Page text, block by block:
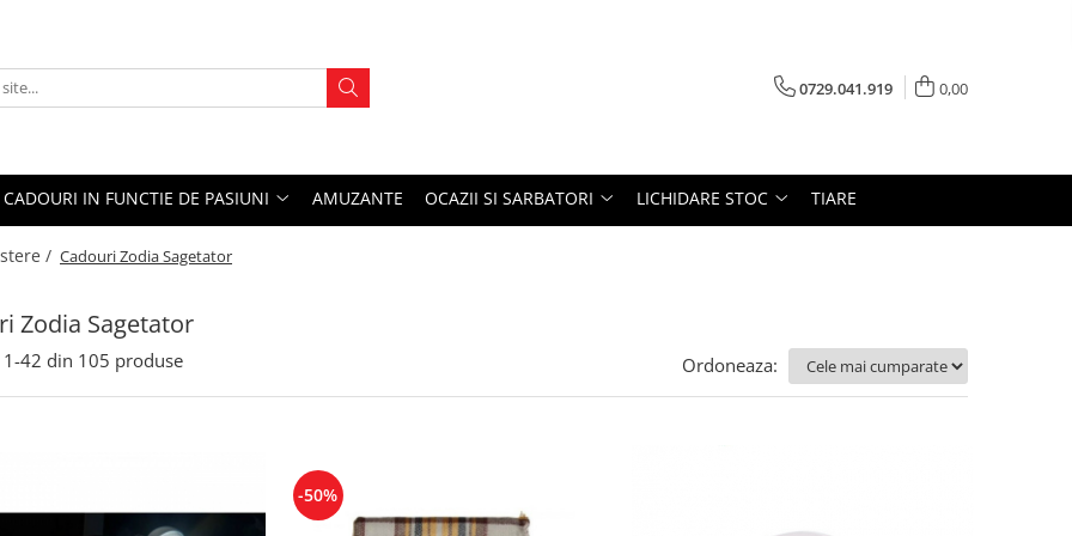
0729.041.919 0,00
CADOURI IN FUNCTIE DE PASIUNI AMUZANTE OCAZII SI SARBATORI LICHIDARE STOC TIARE
/ Cadouri Zodia Sagetator
Zodia Sagetator
1-42 din 105 produse Ordoneaza:
-50%